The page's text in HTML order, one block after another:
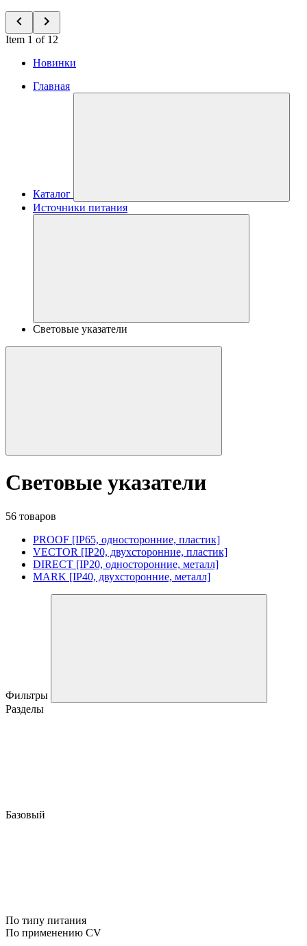
Item 1 of 12
Новинки
Главная
Каталог
Источники питания
Световые указатели
Световые указатели
56 товаров
PROOF [IP65, односторонние, пластик]
VECTOR [IP20, двухсторонние, пластик]
DIRECT [IP20, односторонние, металл]
MARK [IP40, двухсторонние, металл]
Фильтры
Разделы
Базовый
По типу питания
По применению CV